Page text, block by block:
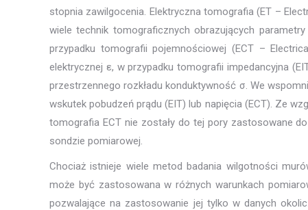
stopnia zawilgocenia. Elektryczna tomografia (ET –
wiele technik tomograficznych obrazujących
przypadku tomografii pojemnościowej (ECT –
elektrycznej ε, w przypadku tomografii impedancyjna
przestrzennego rozkładu konduktywność σ. We
wskutek pobudzeń prądu (EIT) lub napięcia (ECT). Ze
tomografia ECT nie zostały do tej pory zastosowane
sondzie pomiarowej.
Chociaż istnieje wiele metod badania wilgotności
może być zastosowana w różnych warunkach
pozwalające na zastosowanie jej tylko w danych